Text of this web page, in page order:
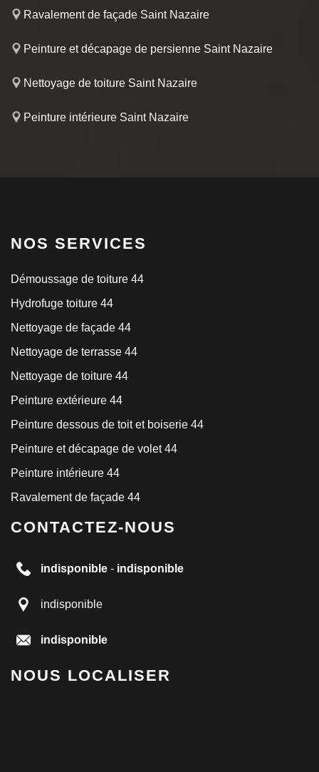
Ravalement de façade Saint Nazaire
Peinture et décapage de persienne Saint Nazaire
Nettoyage de toiture Saint Nazaire
Peinture intérieure Saint Nazaire
NOS SERVICES
Démoussage de toiture 44
Hydrofuge toiture 44
Nettoyage de façade 44
Nettoyage de terrasse 44
Nettoyage de toiture 44
Peinture extérieure 44
Peinture dessous de toit et boiserie 44
Peinture et décapage de volet 44
Peinture intérieure 44
Ravalement de façade 44
CONTACTEZ-NOUS
indisponible - indisponible
indisponible
indisponible
NOUS LOCALISER